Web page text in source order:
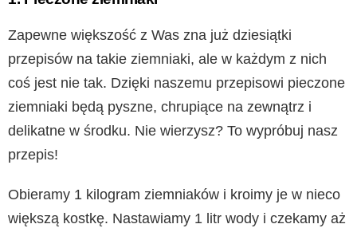
Zapewne większość z Was zna już dziesiątki
przepisów na takie ziemniaki, ale w każdym z nich
coś jest nie tak. Dzięki naszemu przepisowi pieczone
ziemniaki będą pyszne, chrupiące na zewnątrz i
delikatne w środku. Nie wierzysz? To wypróbuj nasz
przepis!
Obieramy 1 kilogram ziemniaków i kroimy je w nieco
większą kostkę. Nastawiamy 1 litr wody i czekamy aż